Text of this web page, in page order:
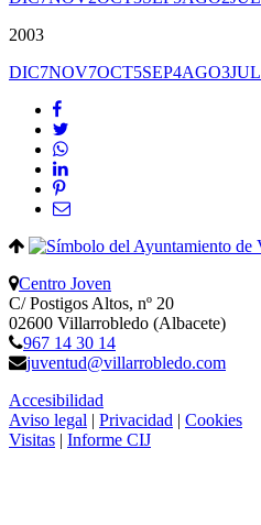
2003
DIC7NOV7OCT5SEP4AGO3JUL
Centro Joven
C/ Postigos Altos, nº 20
02600 Villarrobledo (Albacete)
967 14 30 14
juventud@villarrobledo.com
Accesibilidad
Aviso legal | Privacidad | Cookies
Visitas | Informe CIJ